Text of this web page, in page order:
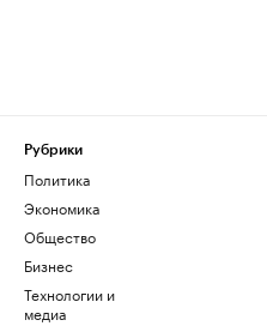
Рубрики
Политика
Экономика
Общество
Бизнес
Технологии и
медиа